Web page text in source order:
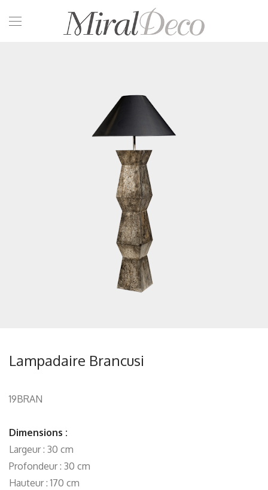
Lampadaire Brancusi
19BRAN
Dimensions :
Largeur : 30 cm
Profondeur : 30 cm
Hauteur : 170 cm